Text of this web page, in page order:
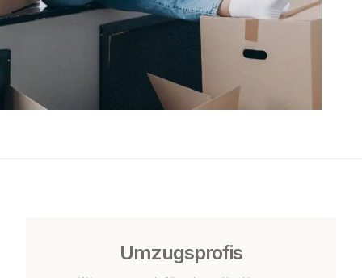
Umzugsprofis